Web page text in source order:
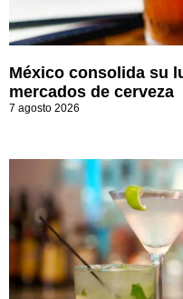
México consolida su
mercados de cerveza
7 agosto 2026